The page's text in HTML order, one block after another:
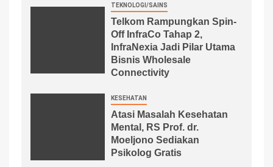
TEKNOLOGI/SAINS
Telkom Rampungkan Spin-
Off InfraCo Tahap 2,
InfraNexia Jadi Pilar Utama
Bisnis Wholesale
Connectivity
KESEHATAN
Atasi Masalah Kesehatan
Mental, RS Prof. dr.
Moeljono Sediakan
Psikolog Gratis